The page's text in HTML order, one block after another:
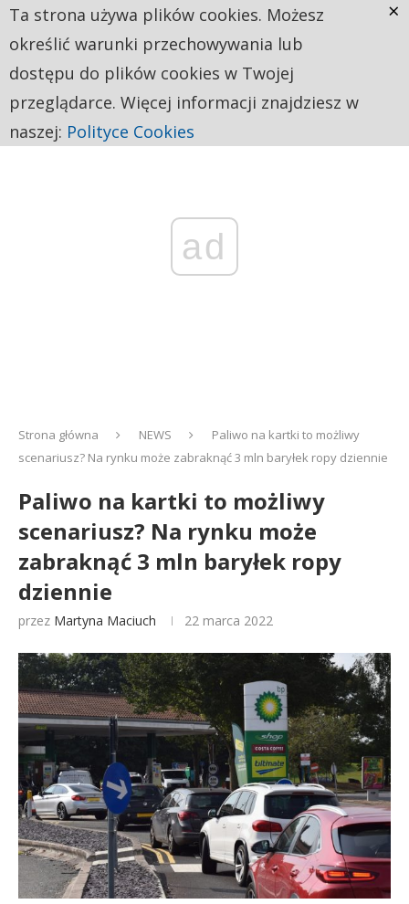
ad
Strona główna NEWS
Paliwo na kartki to możliwy
scenariusz? Na rynku może zabraknąć 3 mln baryłek ropy dziennie
Paliwo na kartki to możliwy
scenariusz? Na rynku może
zabraknąć 3 mln baryłek ropy
dziennie
przez Martyna Maciuch 22 marca 2022
Ta strona używa plików cookies. Możesz
określić warunki przechowywania lub
dostępu do plików cookies w Twojej
przeglądarce. Więcej informacji znajdziesz w
naszej: Polityce Cookies
×